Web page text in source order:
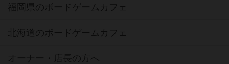
福岡県のボードゲームカフェ
北海道のボードゲームカフェ
オーナー・店長の方へ